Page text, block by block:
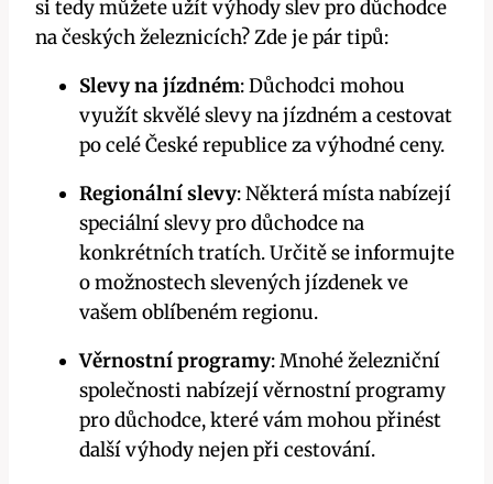
si tedy můžete užít výhody slev pro důchodce
na českých železnicích? Zde je pár tipů:
Slevy na jízdném: Důchodci mohou
využít skvělé slevy na jízdném a cestovat
po celé České republice za výhodné ceny.
Regionální slevy: Některá místa nabízejí
speciální slevy pro důchodce na
konkrétních tratích. Určitě se informujte
o možnostech slevených jízdenek ve
vašem oblíbeném regionu.
Věrnostní programy: Mnohé železniční
společnosti nabízejí věrnostní programy
pro důchodce, které vám mohou přinést
další výhody nejen při cestování.